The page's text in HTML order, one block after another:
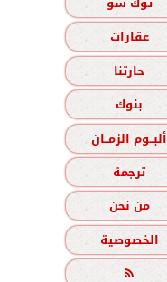
عقارات
حارتنا
بنوك
ألبــوم الزمــان
ترجمة
من نحن
الخصوصية
